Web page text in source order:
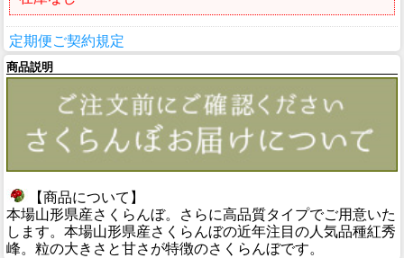
定期便ご契約規定
商品説明
【商品について】
本場山形県産さくらんぼ。さらに高品質タイプでご用意いた
します。本場山形県産さくらんぼの近年注目の人気品種紅秀
峰。粒の大きさと甘さが特徴のさくらんぼです。